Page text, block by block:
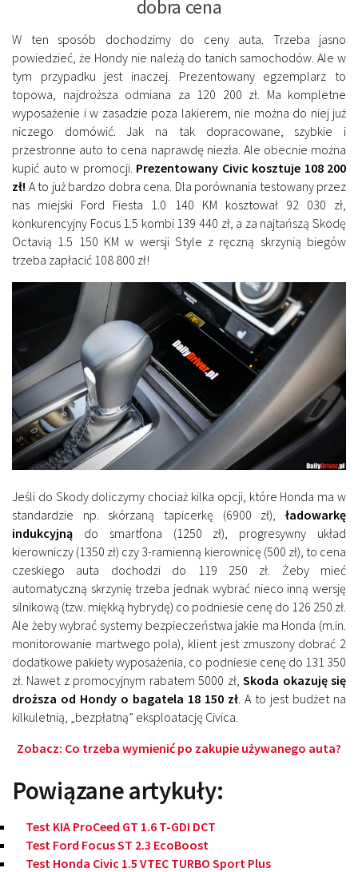
dobra cena
W ten sposób dochodzimy do ceny auta. Trzeba jasno
powiedzieć, że Hondy nie należą do tanich samochodów. Ale w
tym przypadku jest inaczej. Prezentowany egzemplarz to
topowa, najdroższa odmiana za 120 200 zł. Ma kompletne
wyposażenie i w zasadzie poza lakierem, nie można do niej już
niczego domówić. Jak na tak dopracowane, szybkie i
przestronne auto to cena naprawdę niezła. Ale obecnie można
kupić auto w promocji. Prezentowany Civic kosztuje 108 200
zł! A to już bardzo dobra cena. Dla porównania testowany przez
nas miejski Ford Fiesta 1.0 140 KM kosztował 92 030 zł,
konkurencyjny Focus 1.5 kombi 139 440 zł, a za najtańszą Skodę
Octavią 1.5 150 KM w wersji Style z ręczną skrzynią biegów
trzeba zapłacić 108 800 zł!
Jeśli do Skody doliczymy chociaż kilka opcji, które Honda ma w
standardzie np. skórzaną tapicerkę (6900 zł), ładowarkę
indukcyjną do smartfona (1250 zł), progresywny układ
kierowniczy (1350 zł) czy 3-ramienną kierownicę (500 zł), to cena
czeskiego auta dochodzi do 119 250 zł. Żeby mieć
automatyczną skrzynię trzeba jednak wybrać nieco inną wersję
silnikową (tzw. miękką hybrydę) co podniesie cenę do 126 250 zł.
Ale żeby wybrać systemy bezpieczeństwa jakie ma Honda (m.in.
monitorowanie martwego pola), klient jest zmuszony dobrać 2
dodatkowe pakiety wyposażenia, co podniesie cenę do 131 350
zł. Nawet z promocyjnym rabatem 5000 zł,Skoda okazuję się
droższa od Hondy o bagatela 18 150 zł . A to jest budżet na
kilkuletnią, „bezpłatną” eksploatację Civica.
Zobacz: Co trzeba wymienić po zakupie używanego auta?
Powiązane artykuły:
Test KIA ProCeed GT 1.6 T-GDI DCT
Test Ford Focus ST 2.3 EcoBoost
Test Honda Civic 1.5 VTEC TURBO Sport Plus